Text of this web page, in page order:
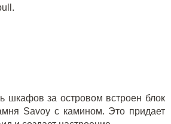
.
шкафов за островом встроен блок
Savoy с камином. Это придает